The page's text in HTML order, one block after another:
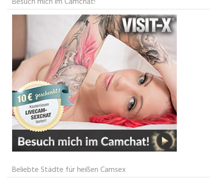
Beliebte Städte für heißen Camsex